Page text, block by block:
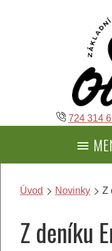
724 314
Úvod Novinky Z
Z deníku